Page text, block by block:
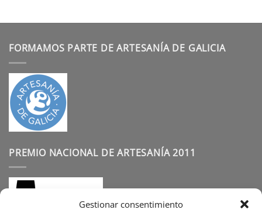
Gestionar consentimiento
FORMAMOS PARTE DE ARTESANÍA DE GALICIA
PREMIO NACIONAL DE ARTESANÍA 2011